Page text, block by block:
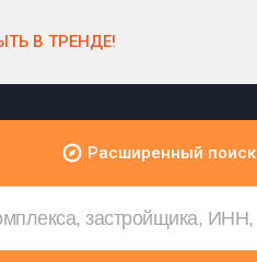
В ТРЕНДЕ!
Расширенный поиск